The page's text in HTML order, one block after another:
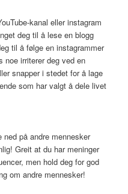
kanal eller instagram
deg til å lese en blogg
til å følge en instagrammer
noe irriterer deg ved en
snapper i stedet for å lage
som har valgt å dele livet
på andre mennesker
Greit at du har meninger
men hold deg for god
om andre mennesker!